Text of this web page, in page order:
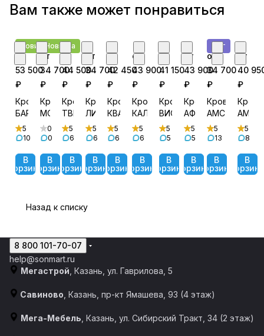
Вам также может понравиться
Новинка
от
53 500
₽
Кровать
БАРТОН
5
10
В
корзину
Новинка
от
34 700
₽
Кровать
МОНА
0
0
В
корзину
от
44 500
₽
Кровать
ТВИСТ
5
6
В
корзину
от
34 700
₽
Кровать
ЛИРА
5
6
В
корзину
от
42 450
₽
Кровать
КВАДРО
5
6
В
корзину
от
43 900
₽
Кровать
КАЛИПСО
5
6
В
корзину
от
41 150
₽
Кровать
ВИОЛЕТ
5
5
В
корзину
от
43 900
₽
Кровать
АФИНА
5
5
В
корзину
Хит
от
34 700
₽
Кровать
АМСТЕРДАМ
5
13
В
корзину
от
40
₽
5
8
В
Назад к списку
8 800 101-70-07
help@sonmart.ru
Мегастрой , Казань, ул. Гаврилова, 5
Савиново , Казань, пр-кт Ямашева, 93 (4 этаж)
Мега-Мебель , Казань, ул. Сибирский Тракт, 34 (2 этаж)